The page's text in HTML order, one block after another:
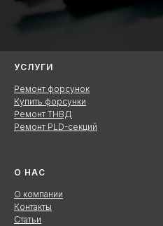
УСЛУГИ
Ремонт форсунок
Купить форсунки
Ремонт ТНВД
Ремонт PLD-секций
О НАС
О компании
Контакты
Статьи